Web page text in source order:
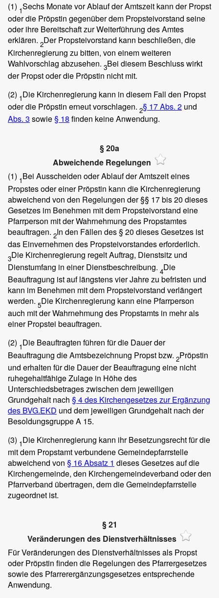
(1) 1Sechs Monate vor Ablauf der Amtszeit kann der Propst
oder die Pröpstin gegenüber dem Propsteivorstand seine
oder ihre Bereitschaft zur Weiterführung des Amtes
erklären. 2Der Propsteivorstand kann beschließen, die
Kirchenregierung zu bitten, von einem weiteren
Wahlvorschlag abzusehen. 3Bei diesem Beschluss wirkt
der Propst oder die Pröpstin nicht mit.
(2) 1Die Kirchenregierung kann in diesem Fall den Propst
oder die Pröpstin erneut vorschlagen. 2§ 17 Abs. 2 und
Abs. 3 sowie§ 18 finden keine Anwendung.
§ 20a
Abweichende Regelungen
(1) 1Bei Ausscheiden oder Ablauf der Amtszeit eines
Propstes oder einer Pröpstin kann die Kirchenregierung
abweichend von den Regelungen der §§ 17 bis 20 dieses
Gesetzes im Benehmen mit dem Propsteivorstand eine
Pfarrperson mit der Wahrnehmung des Propstamtes
beauftragen. 2In den Fällen des § 20 dieses Gesetzes ist
das Einvernehmen des Propsteivorstandes erforderlich.
3Die Kirchenregierung regelt Auftrag, Dienstsitz und
Dienstumfang in einer Dienstbeschreibung. 4Die
Beauftragung ist auf längstens vier Jahre zu befristen und
kann im Benehmen mit dem Propsteivorstand verlängert
werden. 5Die Kirchenregierung kann eine Pfarrperson
auch mit der Wahrnehmung des Propstamts in mehr als
einer Propstei beauftragen.
(2) 1Die Beauftragten führen für die Dauer der
Beauftragung die Amtsbezeichnung Propst bzw. 2Pröpstin
und erhalten für die Dauer der Beauftragung eine nicht
ruhegehaltfähige Zulage in Höhe des
Unterschiedsbetrages zwischen dem jeweiligen
Grundgehalt nach § 4 des Kirchengesetzes zur Ergänzung
des BVG.EKD und dem jeweiligen Grundgehalt nach der
Besoldungsgruppe A 15.
(3) 1Die Kirchenregierung kann ihr Besetzungsrecht für die
mit dem Propstamt verbundene Gemeindepfarrstelle
abweichend von § 16 Absatz 1 dieses Gesetzes auf die
Kirchengemeinde, den Kirchengemeindeverband oder den
Pfarrverband übertragen, dem die Gemeindepfarrstelle
zugeordnet ist.
§ 21
Veränderungen des Dienstverhältnisses
Für Veränderungen des Dienstverhältnisses als Propst
oder Pröpstin finden die Regelungen des Pfarrergesetzes
sowie des Pfarrerergänzungsgesetzes entsprechende
Anwendung.